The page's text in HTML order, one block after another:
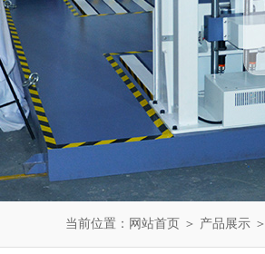
当前位置： 网站首页 ＞ 产品展示 ＞